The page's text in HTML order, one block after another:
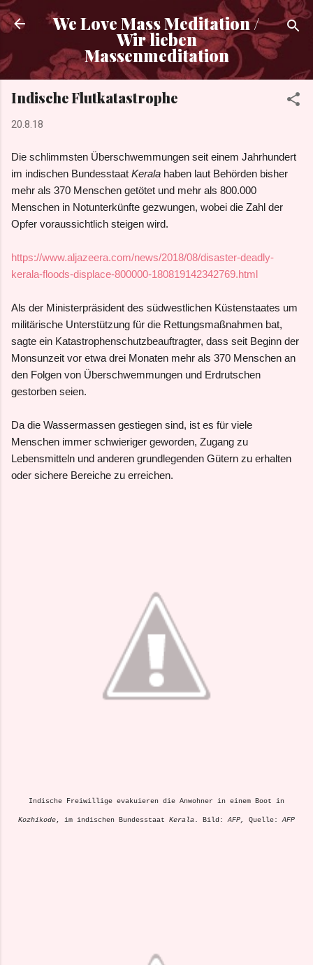
Direkt zum Hauptbereich
We Love Mass Meditation /
Wir lieben
Massenmeditation
Indische Flutkatastrophe
20.8.18
Die schlimmsten Überschwemmungen seit einem Jahrhundert
im indischen Bundesstaat Kerala haben laut Behörden bisher
mehr als 370 Menschen getötet und mehr als 800.000
Menschen in Notunterkünfte gezwungen, wobei die Zahl der
Opfer voraussichtlich steigen wird.
https://www.aljazeera.com/news/2018/08/disaster-deadly-
kerala-floods-displace-800000-180819142342769.html
Als der Ministerpräsident des südwestlichen Küstenstaates um
militärische Unterstützung für die Rettungsmaßnahmen bat,
sagte ein Katastrophenschutzbeauftragter, dass seit Beginn der
Monsunzeit vor etwa drei Monaten mehr als 370 Menschen an
den Folgen von Überschwemmungen und Erdrutschen
gestorben seien.
Da die Wassermassen gestiegen sind, ist es für viele
Menschen immer schwieriger geworden, Zugang zu
Lebensmitteln und anderen grundlegenden Gütern zu erhalten
oder sichere Bereiche zu erreichen.
Indische Freiwillige evakuieren die Anwohner in einem Boot in
Kozhikode, im indischen Bundesstaat Kerala. Bild:AFP, Quelle:AFP